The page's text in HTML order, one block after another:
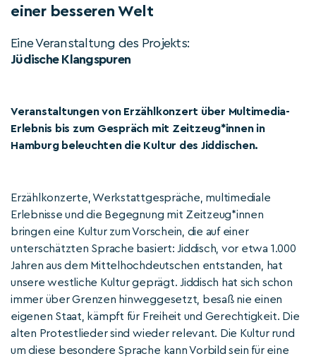
einer besseren Welt
Eine Veranstaltung des Projekts:
Jüdische Klangspuren
Veranstaltungen von Erzählkonzert über Multimedia-
Erlebnis bis zum Gespräch mit Zeitzeug*innen in
Hamburg beleuchten die Kultur des Jiddischen.
Erzählkonzerte, Werkstattgespräche, multimediale
Erlebnisse und die Begegnung mit Zeitzeug*innen
bringen eine Kultur zum Vorschein, die auf einer
unterschätzten Sprache basiert: Jiddisch, vor etwa 1.000
Jahren aus dem Mittelhochdeutschen entstanden, hat
unsere westliche Kultur geprägt. Jiddisch hat sich schon
immer über Grenzen hinweggesetzt, besaß nie einen
eigenen Staat, kämpft für Freiheit und Gerechtigkeit. Die
alten Protestlieder sind wieder relevant. Die Kultur rund
um diese besondere Sprache kann Vorbild sein für eine